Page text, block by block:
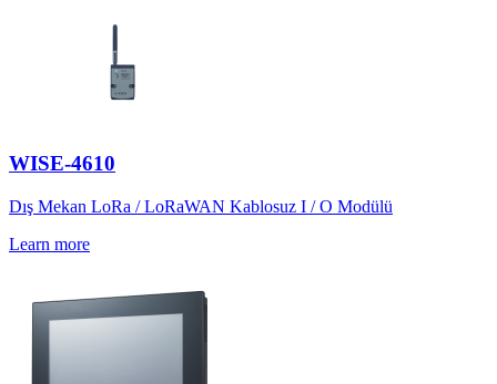
WISE-4610
Dış Mekan LoRa / LoRaWAN Kablosuz I / O Modülü
Learn more